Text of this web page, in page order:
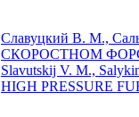
Славуцкий В. М.,
СКОРОСТНОМ
Slavutskij V. M.,
HIGH PRESSURE